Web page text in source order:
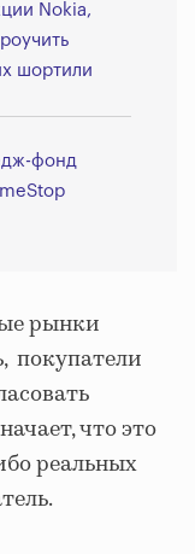
Nokia,
шортили
фонд
рынки
покупатели
что это
реальных